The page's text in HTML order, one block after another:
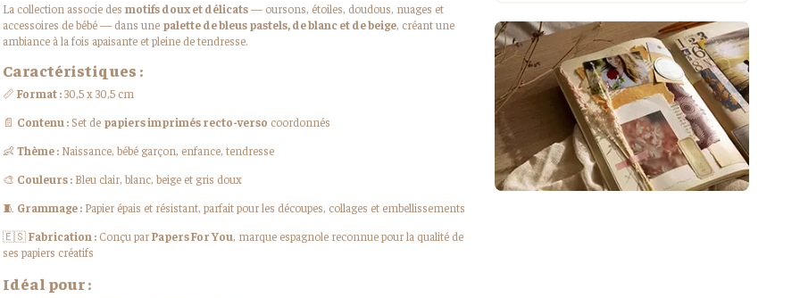
La collection associe des motifs doux et délicats— oursons, étoiles, doudous, nuages et
accessoires de bébé — dans une palette de bleus pastels, de blanc et de beige, créant une
ambiance à la fois apaisante et pleine de tendresse.
Caractéristiques :
📏 Format :30,5 x 30,5 cm
📄 Contenu :Set de papiers imprimés recto-verso coordonnés
👶Thème :Naissance, bébé garçon, enfance, tendresse
🎨 Couleurs :Bleu clair, blanc, beige et gris doux
🧵 Grammage :Papier épais et résistant, parfait pour les découpes, collages et embellissements
🇪🇸Fabrication :Conçu parPapers For You, marque espagnole reconnue pour la qualité de
ses papiers créatifs
Idéal pour :